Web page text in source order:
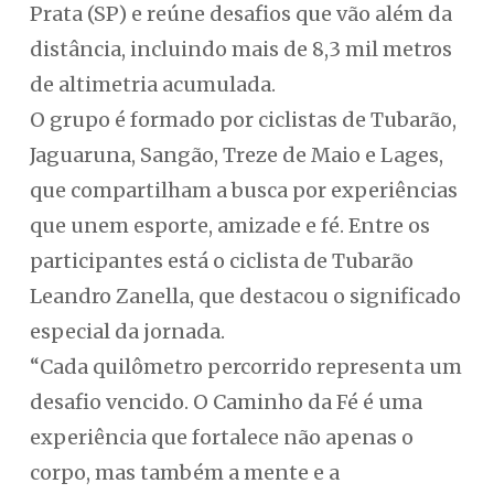
Prata (SP) e reúne desafios que vão além da
distância, incluindo mais de 8,3 mil metros
de altimetria acumulada.
O grupo é formado por ciclistas de Tubarão,
Jaguaruna, Sangão, Treze de Maio e Lages,
que compartilham a busca por experiências
que unem esporte, amizade e fé. Entre os
participantes está o ciclista de Tubarão
Leandro Zanella, que destacou o significado
especial da jornada.
“Cada quilômetro percorrido representa um
desafio vencido. O Caminho da Fé é uma
experiência que fortalece não apenas o
corpo, mas também a mente e a